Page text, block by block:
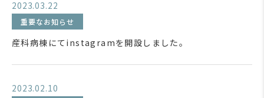
2023.03.22
重要なお知らせ
産科病棟にてinstagramを開設しました。
2023.02.10